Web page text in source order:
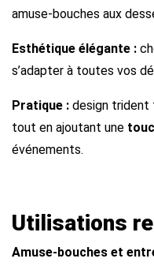
amuse-bouches aux
Esthétique élégante :
s’adapter à toutes vos
Pratique : design trident
tout en ajoutant une
événements.
Utilisations
Amuse-bouches et